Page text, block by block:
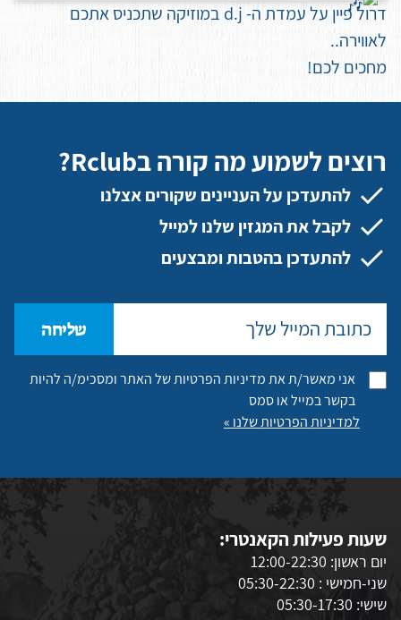
דרול פיין על עמדת ה- d.j במוזיקה שתכניס אתכם
לאווירה..
מחכים לכם!
רוצים לשמוע מה קורה בRclub?
להתעדכן על העניינים שקורים אצלנו
לקבל את המגזין שלנו למייל
להתעדכן בהטבות ומבצעים
שליחה
אני מאשר/ת את מדיניות הפרטיות של האתר ומסכימ/ה להיות
בקשר במייל או סמס
למדיניות הפרטיות שלנו »
שעות פעילות הקאנטרי:
יום ראשון: 12:00-22:30
שני-חמישי : 05:30-22:30
שישי: 05:30-17:30